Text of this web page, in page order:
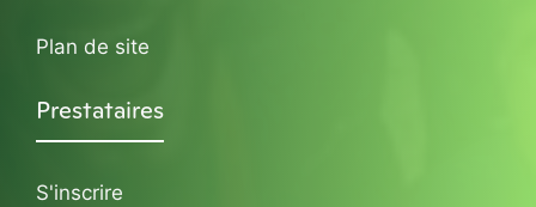
Plan de site
Prestataires
S'inscrire